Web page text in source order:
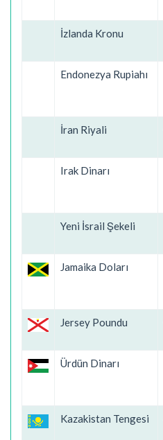
İzlanda Kronu
Endonezya Rupiahı
İran Riyali
Irak Dinarı
Yeni İsrail Şekeli
Jamaika Doları
Jersey Poundu
Ürdün Dinarı
Kazakistan Tengesi